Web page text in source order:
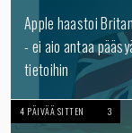
Apple haastoi
- ei aio antaa
tietoihin
4 PÄIVÄÄ SITTEN 3